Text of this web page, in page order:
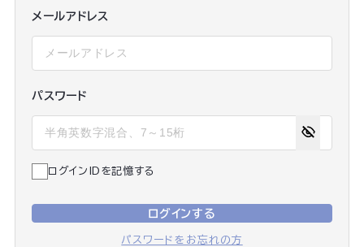
メールアドレス
パスワード
ログインIDを記憶する
ログインする
パスワードをお忘れの方